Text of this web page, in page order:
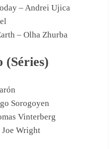
– Andrei Ujica
– Olha Zhurba
(Séries)
Sorogoyen
Vinterberg
Wright